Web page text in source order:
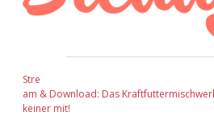
Stre
am & Download: Das
keiner mit!